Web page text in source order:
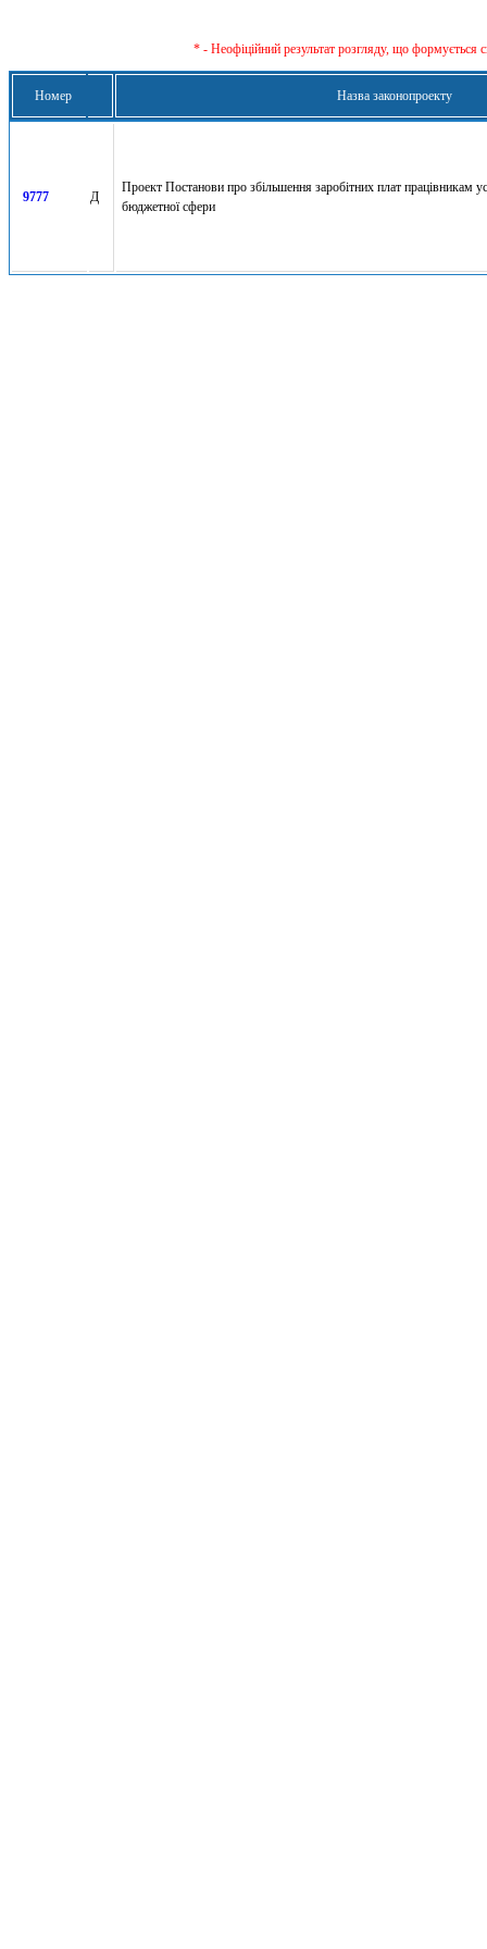
* - Неофіційний результат розгляду, що формується
Номер Назва законопроекту
9777 Д
Проект Постанови про збільшення заробітних плат працівникам
бюджетної сфери